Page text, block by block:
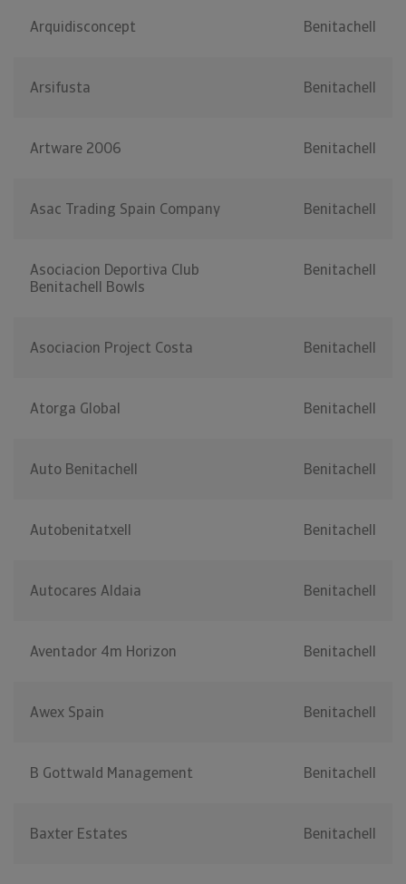
Arquidisconcept Benitachell
Arsifusta Benitachell
Artware 2006 Benitachell
Asac Trading Spain Company Benitachell
Asociacion Deportiva Club
Benitachell Bowls
Benitachell
Asociacion Project Costa Benitachell
Atorga Global Benitachell
Auto Benitachell Benitachell
Autobenitatxell Benitachell
Autocares Aldaia Benitachell
Aventador 4m Horizon Benitachell
Awex Spain Benitachell
B Gottwald Management Benitachell
Baxter Estates Benitachell